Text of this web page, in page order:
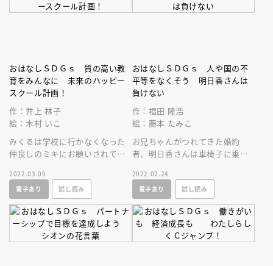
おはなしＳＤＧｓ 質の高い教
育をみんなに 未来のハッピー
スクール計画！
作：井上 林子
絵：木村 いこ
みくるは学校に行かなくなった
仲良しのミキにお願いされて、
ことに。「質の高い教育」っ
て、何だろう？
2022.03.09
電子あり
試し読み
おはなしＳＤＧｓ 人や国の不
平等をなくそう 明日香さんは
負けない
作：福田 隆浩
絵：藤本 たみこ
お兄ちゃんがつれてきた婚約
者、明日香さんは車椅子に乗っ
日香さんのライフワークを知っ
た奈美は……。
2022.02.24
電子あり
試し読み